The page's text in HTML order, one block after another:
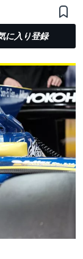
に入り登録